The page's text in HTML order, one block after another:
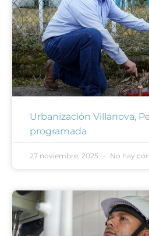
Urbanización Villanova,
programada
27 noviembre, 2025 No hay